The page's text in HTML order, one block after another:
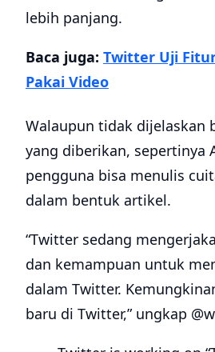
lebih panjang.
Baca juga: Twitter Uji
Pakai Video
Walaupun tidak dijelaskan
yang diberikan, sepertinya
pengguna bisa menulis
dalam bentuk artikel.
“Twitter sedang
dan kemampuan untuk
dalam Twitter.
baru di Twitter,” ungkap